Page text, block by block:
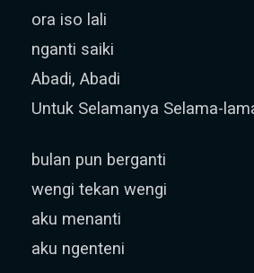
ora iso lali
nganti saiki
Abadi, Abadi
Untuk Selamanya Selama-
bulan pun berganti
wengi tekan wengi
aku menanti
aku ngenteni